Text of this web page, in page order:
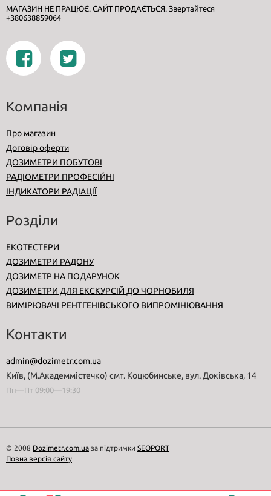
МАГАЗИН НЕ ПРАЦЮЄ. САЙТ ПРОДАЄТЬСЯ. Звертайтеся
+380638859064
Компанія
Про магазин
Договір оферти
ДОЗИМЕТРИ ПОБУТОВІ
РАДІОМЕТРИ ПРОФЕСІЙНІ
ІНДИКАТОРИ РАДІАЦІЇ
Розділи
ЕКОТЕСТЕРИ
ДОЗИМЕТРИ РАДОНУ
ДОЗИМЕТР НА ПОДАРУНОК
ДОЗИМЕТРИ ДЛЯ ЕКСКУРСІЙ ДО ЧОРНОБИЛЯ
ВИМІРЮВАЧІ РЕНТГЕНІВСЬКОГО ВИПРОМІНЮВАННЯ
Контакти
admin@dozimetr.com.ua
Київ, (М.Академмістечко) смт. Коцюбинське, вул. Доківська, 14
Пн—Пт 09:00—19:30
© 2008 Dozimetr.com.ua за підтримки SEOPORT
Повна версія сайту